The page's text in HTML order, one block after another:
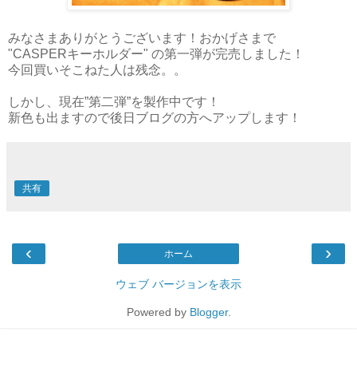
みなさまありがとうございます！おかげさまで
"CASPERキーホルダー" の第一弾が完売しました！
今回買いそこねた人は残念。。
しかし、現在”第二弾”を製作中です！
新色も出ますので後日ブログの方へアップします！
共有
‹ ›
ホーム
ウェブ バージョンを表示
Powered by Blogger.